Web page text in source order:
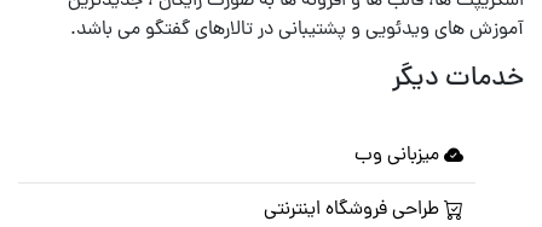
آموزش های ویدئویی و پشتیبانی در تالارهای گفتگو می باشد.
خدمات دیگر
میزبانی وب
طراحی فروشگاه اینترنتی